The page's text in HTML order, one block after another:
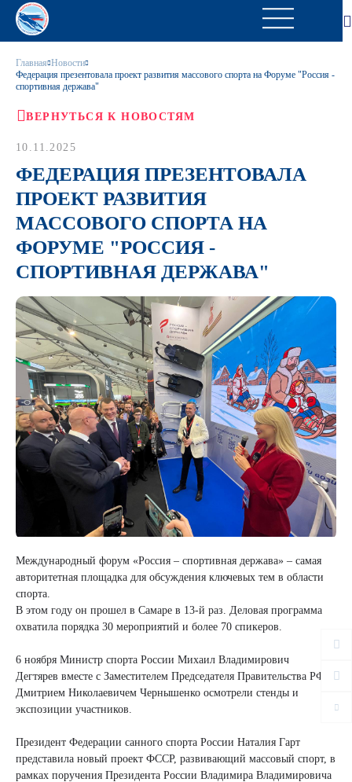
Главная Новости
Федерация презентовала проект развития массового спорта на Форуме "Россия -
спортивная держава"
ВЕРНУТЬСЯ К НОВОСТЯМ
10.11.2025
ФЕДЕРАЦИЯ ПРЕЗЕНТОВАЛА
ПРОЕКТ РАЗВИТИЯ
МАССОВОГО СПОРТА НА
ФОРУМЕ "РОССИЯ -
СПОРТИВНАЯ ДЕРЖАВА"
Международный форум «Россия – спортивная держава» – самая
авторитетная площадка для обсуждения ключевых тем в области
спорта.
В этом году он прошел в Самаре в 13-й раз. Деловая программа
охватила порядка 30 мероприятий и более 70 спикеров.
6 ноября Министр спорта России Михаил Владимирович
Дегтярев вместе с Заместителем Председателя Правительства РФ
Дмитрием Николаевичем Чернышенко осмотрели стенды и
экспозиции участников.
Президент Федерации санного спорта России Наталия Гарт
представила новый проект ФССР, развивающий массовый спорт, в
рамках поручения Президента России Владимира Владимировича